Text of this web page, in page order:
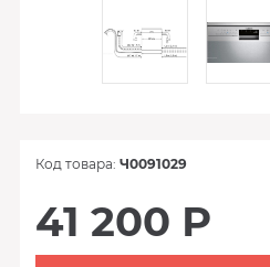
Код товара: Ч0091029
41 200 Р